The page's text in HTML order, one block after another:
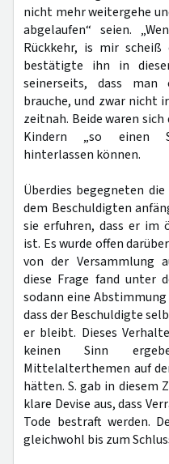
nicht mehr weitergehe
abgelaufen“ seien.
Rückkehr, is mir scheiß
bestätigte ihn in
seinerseits, dass man
brauche, und zwar nicht
zeitnah. Beide waren
Kindern „so einen
hinterlassen können.
Überdies begegneten
dem Beschuldigten
sie erfuhren, dass er
ist. Es wurde offen
von der Versammlung
diese Frage fand unter
sodann eine
dass der Beschuldigte
er bleibt. Dieses
keinen Sinn
Mittelalterthemen auf
hätten. S. gab in diesem
klare Devise aus, dass
Tode bestraft werden.
gleichwohl bis zum